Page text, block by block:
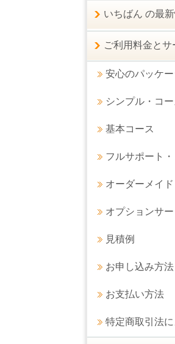
いちばん の最
ご利用料金とサ
安心のパッケ
シンプル・コー
基本コース
フルサポート・
オーダーメイ
オプションサー
見積例
お申し込み方法
お支払い方法
特定商取引法